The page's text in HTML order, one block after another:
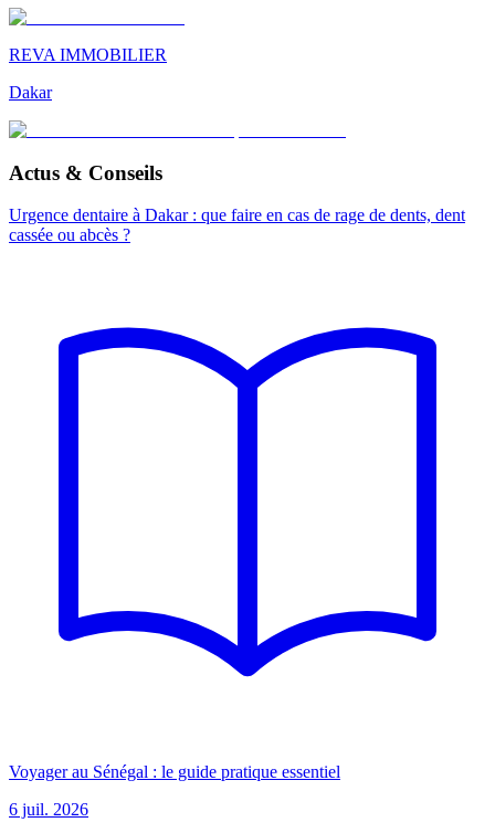
REVA IMMOBILIER
Dakar
Actus & Conseils
Urgence dentaire à Dakar : que faire en cas de rage de dents, dent
cassée ou abcès ?
Voyager au Sénégal : le guide pratique essentiel
6 juil. 2026